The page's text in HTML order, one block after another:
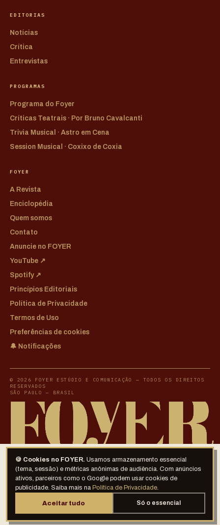
🍪 Cookies no FOYER. Usamos armazenamento essencial
(tema, sessão) e métricas anônimas de audiência. Com anúncios
ativos, parceiros como o Google podem usar cookies de
publicidade. Saiba mais na Política de Privacidade.
Aceitar tudo Só o essencial
EDITORIAS
Notícias
Crítica
Entrevistas
PROGRAMAS
Programa do Foyer
Críticas Teatrais · Por Bruno Cavalcanti
Trivia Musical · Astro em Cena
Session Musical · Coxixo de Coxia
FOYER
A Revista
Enciclopédia
Quem somos
Contato
Anuncie no FOYER
YouTube ↗
Spotify ↗
Princípios Editoriais
Política de Privacidade
Termos de Uso
Preferências de cookies
🔔 Notificações
© 2026 FOYER ESTÚDIO E COMUNICAÇÃO — TODOS OS DIREITOS
RESERVADOS
SÃO PAULO — BRASIL